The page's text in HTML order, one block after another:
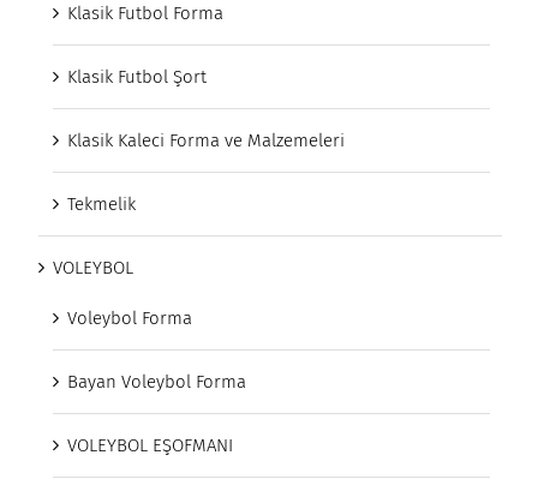
Klasik Futbol Forma
Klasik Futbol Şort
Klasik Kaleci Forma ve Malzemeleri
Tekmelik
VOLEYBOL
Voleybol Forma
Bayan Voleybol Forma
VOLEYBOL EŞOFMANI